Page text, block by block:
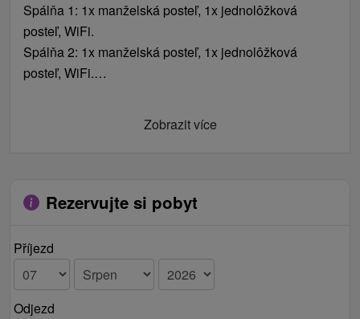
Spálňa 1: 1x manželská posteľ, 1x jednolôžková
posteľ, WiFi.
Spálňa 2: 1x manželská posteľ, 1x jednolôžková
posteľ, WiFi.
Kuchyňa: elektrická rúra, indukčná varná doska,
Kúpeľňa s toaletou: sprchovací kút, WC.
Zobrazit více
Rezervujte si pobyt
Příjezd
Odjezd